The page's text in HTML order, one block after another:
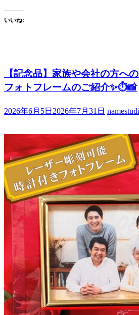
いいね:
【記念品】家族や会社の方へ
フォトフレームのご紹介✨⏱📸
2026年6月5日 2026年7月31日